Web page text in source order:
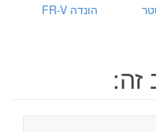
הונדה FR-V
זה: